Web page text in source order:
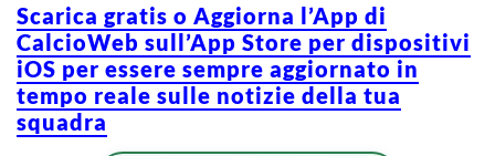
Scarica gratis o Aggiorna l’App di
CalcioWeb sull’App Store per dispositivi
iOS per essere sempre aggiornato in
tempo reale sulle notizie della tua
squadra